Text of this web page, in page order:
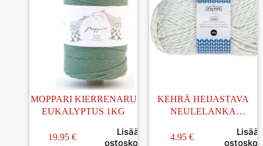
MOPPARI KIERRENARU
EUKALYPTUS 1KG
19.95 €
Lisää
ostoskoriin
KEHRÄ HEIJASTAVA
NEULELANKA
4.95 €
Lisää